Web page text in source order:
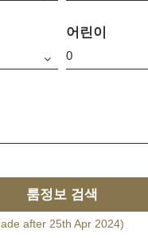
어린이
룸정보 검색
after 25th Apr 2024)